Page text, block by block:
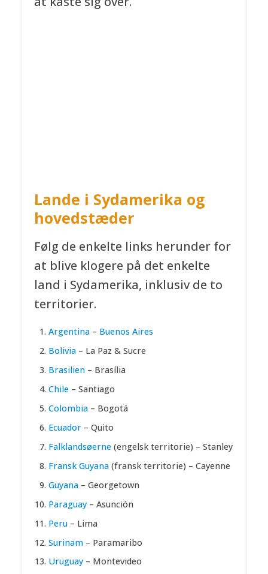
Lande i Sydamerika og
hovedstæder
Følg de enkelte links herunder for
at blive klogere på det enkelte
land i Sydamerika, inklusiv de to
territorier.
Argentina– Buenos Aires
Bolivia– La Paz & Sucre
Brasilien– Brasília
Chile– Santiago
Colombia– Bogotá
Ecuador– Quito
Falklandsøerne(engelsk territorie) – Stanley
Fransk Guyana(fransk territorie) – Cayenne
Guyana– Georgetown
Paraguay– Asunción
Peru– Lima
Surinam– Paramaribo
Uruguay– Montevideo